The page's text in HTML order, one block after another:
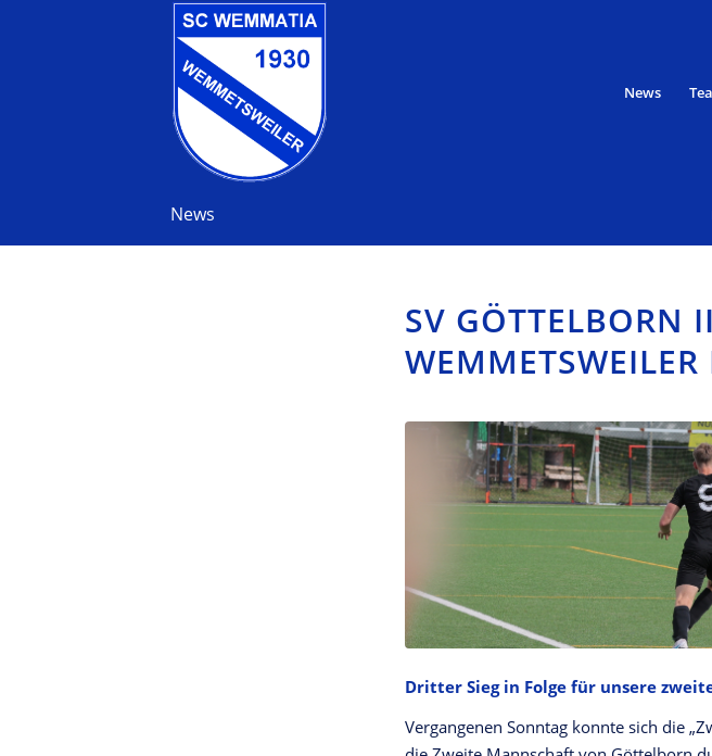
News
News
SV GÖTTELBORN
WEMMETSWEILER
Dritter Sieg in Folge für unsere
Vergangenen Sonntag konnte sich die